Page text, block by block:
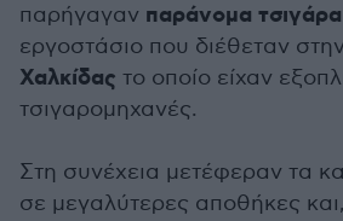
παρήγαγαν παράνομα τσιγάρα
εργοστάσιο που διέθεταν
Χαλκίδας το οποίο είχαν
τσιγαρομηχανές.
Στη συνέχεια μετέφεραν τα
σε μεγαλύτερες αποθήκες